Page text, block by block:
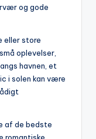
og gode
eller store
oplevelser,
havnen, et
i solen kan være
af de bedste